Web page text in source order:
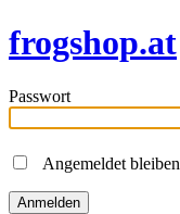
frogshop.at
Passwort
Angemeldet bleiben